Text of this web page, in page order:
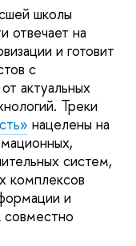
школы
отвечает на
и готовит
с
актуальных
Треки
нацелены на
систем,
комплексов
и